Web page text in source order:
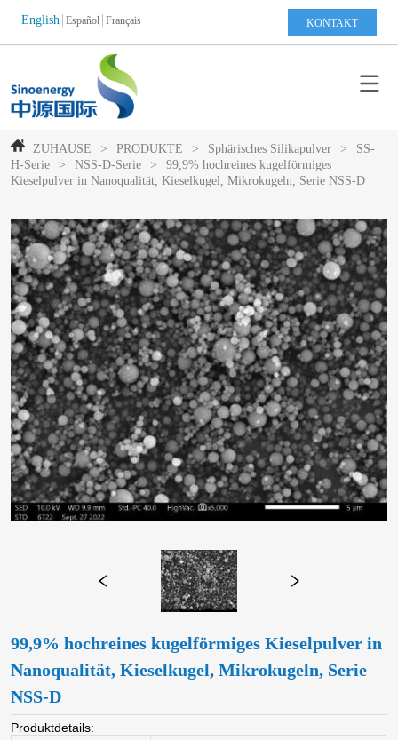
English Español Français KONTAKT
ZUHAUSE > PRODUKTE > Sphärisches Silikapulver >
SS-
H-Serie
> NSS-D-Serie >
99,9% hochreines kugelförmiges
Kieselpulver in Nanoqualität, Kieselkugel, Mikrokugeln, Serie NSS-D
99,9% hochreines kugelförmiges Kieselpulver in
Nanoqualität, Kieselkugel, Mikrokugeln, Serie
NSS-D